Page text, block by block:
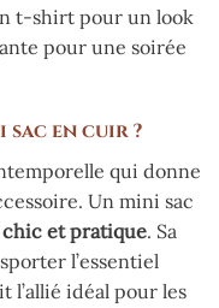
t-shirt pour un look
pour une soirée
en cuir ?
qui donne
Un mini sac
chic et pratique. Sa
l’essentiel
l’allié idéal pour les